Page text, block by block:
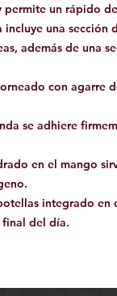
permite un rápido
incluye una
además de una
con agarre
se adhiere
en el mango
integrado en
final del día.